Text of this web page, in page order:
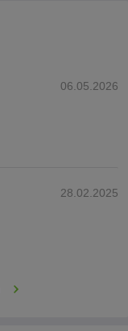
06.05.2026
28.02.2025